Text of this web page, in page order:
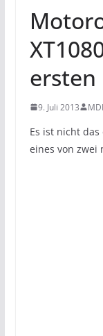
ersten
9. Juli 2013
Es ist nicht das
eines von zwei